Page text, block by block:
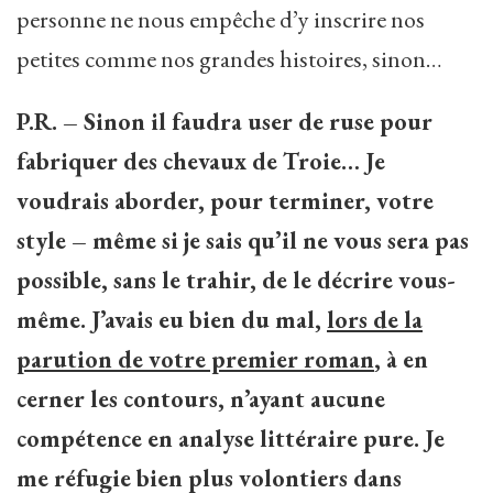
personne ne nous empêche d’y inscrire nos
petites comme nos grandes histoires, sinon…
P.R. – Sinon il faudra user de ruse pour
fabriquer des chevaux de Troie… Je
voudrais aborder, pour terminer, votre
style – même si je sais qu’il ne vous sera pas
possible, sans le trahir, de le décrire vous-
même. J’avais eu bien du mal, lors de la
parution de votre premier roman, à en
cerner les contours, n’ayant aucune
compétence en analyse littéraire pure. Je
me réfugie bien plus volontiers dans